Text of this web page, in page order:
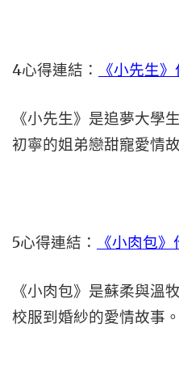
4心得連結： 《小先生
《小先生》是追夢大學
初寧的姐弟戀甜寵愛情
5心得連結： 《小肉包
《小肉包》是蘇柔與溫
校服到婚紗的愛情故事。